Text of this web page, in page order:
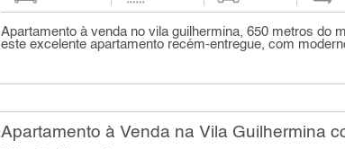
Apartamento à venda no vila guilhermina, 650 metros do
este excelente apartamento recém-entregue, com
Apartamento à Venda na Vila Guilhermina